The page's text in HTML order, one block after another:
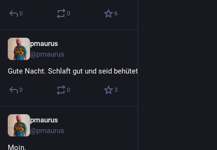
0 0 6
pmaurus
@pmaurus
Gute Nacht. Schlaft gut und seid behütet.
0 0 3
pmaurus
@pmaurus
Moin.